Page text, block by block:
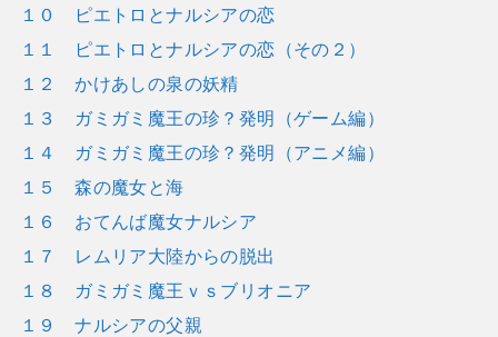
１０ ピエトロとナルシアの恋
１１ ピエトロとナルシアの恋（その２）
１２ かけあしの泉の妖精
１３ ガミガミ魔王の珍？発明（ゲーム編）
１４ ガミガミ魔王の珍？発明（アニメ編）
１５ 森の魔女と海
１６ おてんば魔女ナルシア
１７ レムリア大陸からの脱出
１８ ガミガミ魔王ｖｓブリオニア
１９ ナルシアの父親